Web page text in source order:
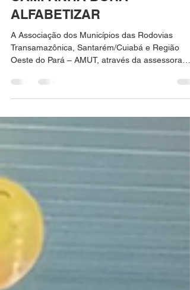
AMUT PRESENTE NO
ENCONTRO FORMATIVO DA
CAMPANHA BORA
ALFABETIZAR
A Associação dos Municípios das Rodovias
Transamazônica, Santarém/Cuiabá e Região
técnica...